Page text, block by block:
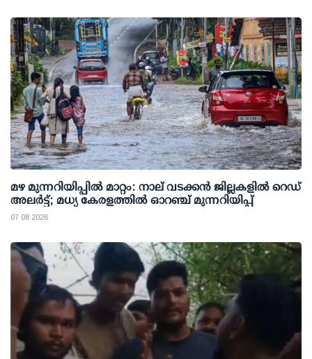
മഴ മുന്നറിയിപ്പില്‍ മാറ്റം: നാല് വടക്കന്‍ ജില്ലകളില്‍ റെഡ്
അലര്‍ട്ട്; മധ്യ കേരളത്തില്‍ ഓറഞ്ച് മുന്നറിയിപ്പ്
07 08 2026